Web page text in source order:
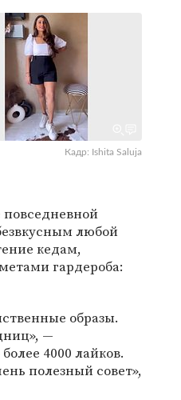
Кадр: Ishita Saluja
повседневной
любой
кедам,
гардероба:
образы.
—
4000 лайков.
полезный совет»,